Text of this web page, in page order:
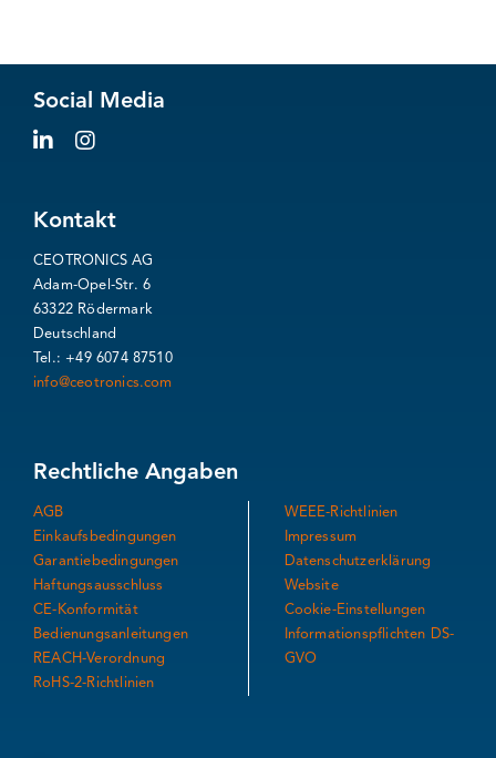
Social Media
Kontakt
CEOTRONICS AG
Adam-Opel-Str. 6
63322 Rödermark
Deutschland
Tel.: +49 6074 87510
info@ceotronics.com
Rechtliche Angaben
AGB
Einkaufsbedingungen
Garantiebedingungen
Haftungsausschluss
CE-Konformität
Bedienungsanleitungen
REACH-Verordnung
RoHS-2-Richtlinien
WEEE-Richtlinien
Impressum
Datenschutzerklärung
Website
Cookie-Einstellungen
Informationspflichten DS-
GVO